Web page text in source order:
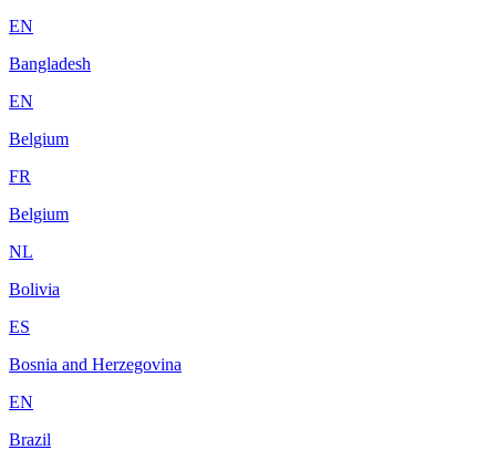
EN
Bangladesh
EN
Belgium
FR
Belgium
NL
Bolivia
ES
Bosnia and Herzegovina
EN
Brazil